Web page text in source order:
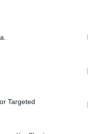
Targeted